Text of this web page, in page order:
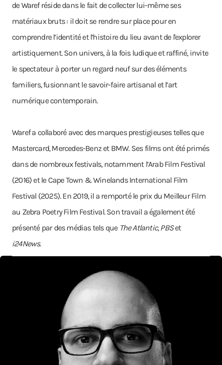
de Waref réside dans le fait de collecter lui-même ses
matériaux bruts : il doit se rendre sur place pour en
comprendre l’identité et l’histoire du lieu avant de l'explorer
artistiquement. Son univers, à la fois ludique et raffiné, invite
le spectateur à porter un regard neuf sur des éléments
familiers, fusionnant le savoir-faire artisanal et l’art
numérique contemporain.
Waref a collaboré avec des marques prestigieuses telles que
Mastercard, Mercedes-Benz et BMW. Ses films ont été primés
dans de nombreux festivals, notamment l’Arab Film Festival
(2016) et le Cape Town & Winelands International Film
Festival (2025). En 2019, il a remporté le prix du Meilleur Film
au Zebra Poetry Film Festival. Son travail a également été
présenté par des médias tels que The Atlantic,PBSet
i24News.